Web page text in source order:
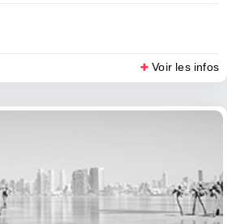
Voir les infos